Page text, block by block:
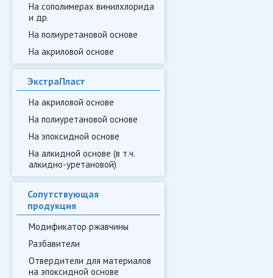
На сополимерах винилхлорида
и др.
На полиуретановой основе
На акриловой основе
ЭкстраПласт
На акриловой основе
На полиуретановой основе
На эпоксидной основе
На алкидной основе (в т.ч.
алкидно-уретановой)
Сопутствующая
продукция
Модификатор ржавчины
Разбавители
Отвердители для материалов
на эпоксидной основе